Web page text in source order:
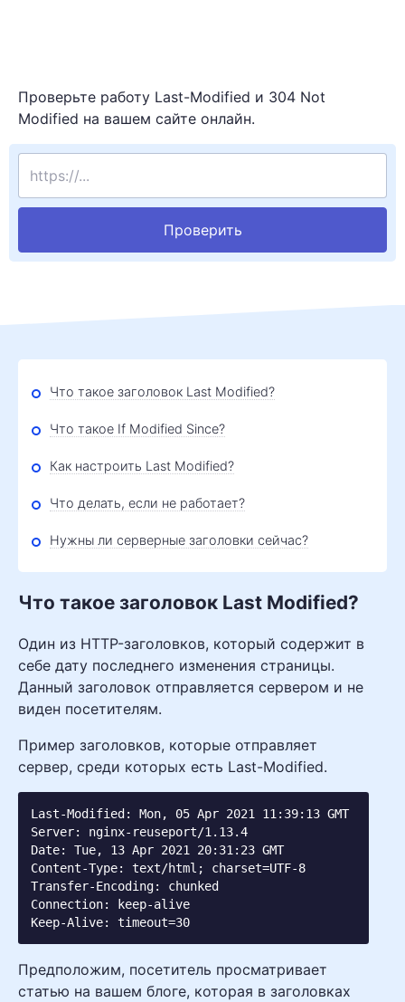
Проверьте работу Last-Modified и 304 Not
Modified на вашем сайте онлайн.
Проверить
Что такое заголовок Last Modified?
Что такое If Modified Since?
Как настроить Last Modified?
Что делать, если не работает?
Нужны ли серверные заголовки сейчас?
Что такое заголовок Last Modified?
Один из HTTP-заголовков, который содержит в
себе дату последнего изменения страницы.
Данный заголовок отправляется сервером и не
виден посетителям.
Пример заголовков, которые отправляет
сервер, среди которых есть Last-Modified.
Last-Modified: Mon, 05 Apr 2021 11:39:13 GMT
Server: nginx-reuseport/1.13.4
Date: Tue, 13 Apr 2021 20:31:23 GMT
Content-Type: text/html; charset=UTF-8
Transfer-Encoding: chunked
Connection: keep-alive
Keep-Alive: timeout=30
Предположим, посетитель просматривает
статью на вашем блоге, которая в заголовках